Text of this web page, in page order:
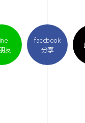
友
facebook
分享